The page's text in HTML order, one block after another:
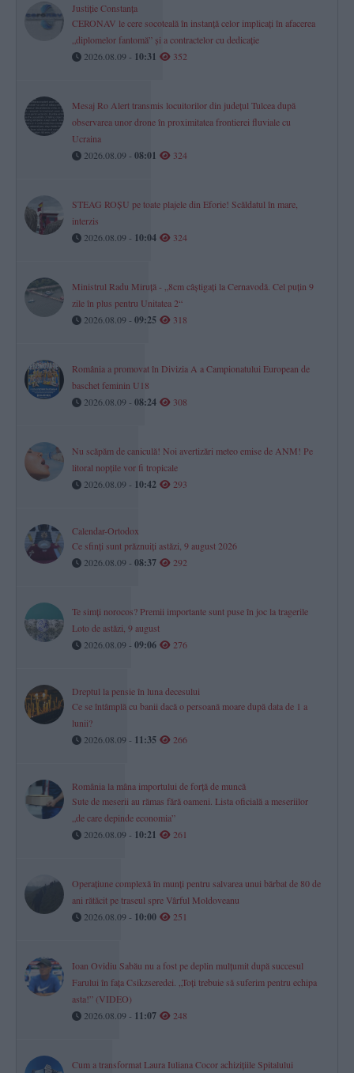
Justiție Constanța
CERONAV le cere socoteală în instanță celor implicați în afacerea
„diplomelor fantomă” și a contractelor cu dedicație
2026.08.09 - 10:31 352
Mesaj Ro Alert transmis locuitorilor din județul Tulcea după
observarea unor drone în proximitatea frontierei fluviale cu
Ucraina
2026.08.09 - 08:01 324
STEAG ROȘU pe toate plajele din Eforie! Scăldatul în mare,
interzis
2026.08.09 - 10:04 324
Ministrul Radu Miruță - „8cm câștigați la Cernavodă. Cel puțin 9
zile în plus pentru Unitatea 2“
2026.08.09 - 09:25 318
România a promovat în Divizia A a Campionatului European de
baschet feminin U18
2026.08.09 - 08:24 308
Nu scăpăm de caniculă! Noi avertizări meteo emise de ANM! Pe
litoral nopțile vor fi tropicale
2026.08.09 - 10:42 293
Calendar-Ortodox
Ce sfinți sunt prăznuiți astăzi, 9 august 2026
2026.08.09 - 08:37 292
Te simți norocos? Premii importante sunt puse în joc la tragerile
Loto de astăzi, 9 august
2026.08.09 - 09:06 276
Dreptul la pensie în luna decesului
Ce se întâmplă cu banii dacă o persoană moare după data de 1 a
lunii?
2026.08.09 - 11:35 266
România la mâna importului de forță de muncă
Sute de meserii au rămas fără oameni. Lista oficială a meseriilor
„de care depinde economia”
2026.08.09 - 10:21 261
Operațiune complexă în munți pentru salvarea unui bărbat de 80 de
ani rătăcit pe traseul spre Vârful Moldoveanu
2026.08.09 - 10:00 251
Ioan Ovidiu Sabău nu a fost pe deplin mulțumit după succesul
Farului în fața Csikzseredei. „Toți trebuie să suferim pentru echipa
asta!” (VIDEO)
2026.08.09 - 11:07 248
Cum a transformat Laura Iuliana Cocor achizițiile Spitalului